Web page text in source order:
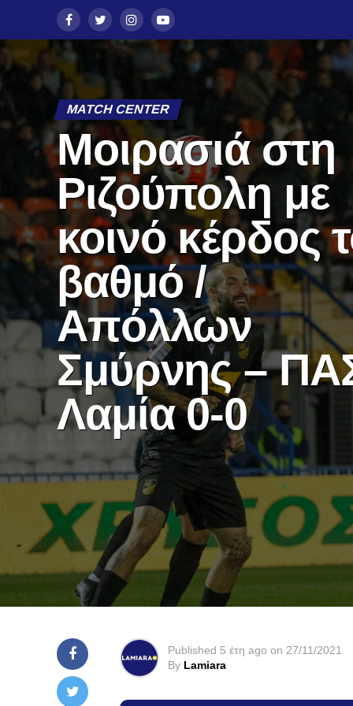
MATCH CENTER
Μοιρασιά στη
Ριζούπολη με
κοινό κέρδος
βαθμό /
Απόλλων
Σμύρνης –
Λαμία 0-0
Published 5 έτη ago on 27/11/2021
By Lamiara